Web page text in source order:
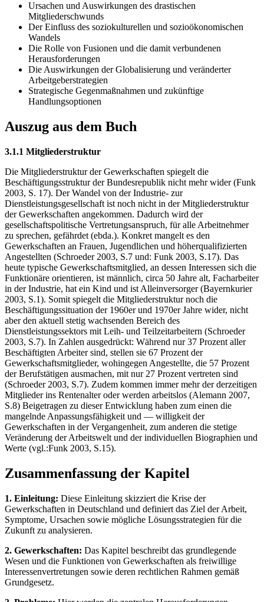
Ursachen und Auswirkungen des drastischen
Mitgliederschwunds
Der Einfluss des soziokulturellen und sozioökonomischen
Wandels
Die Rolle von Fusionen und die damit verbundenen
Herausforderungen
Die Auswirkungen der Globalisierung und veränderter
Arbeitgeberstrategien
Strategische Gegenmaßnahmen und zukünftige
Handlungsoptionen
Auszug aus dem Buch
3.1.1 Mitgliederstruktur
Die Mitgliederstruktur der Gewerkschaften spiegelt die
Beschäftigungsstruktur der Bundesrepublik nicht mehr wider (Funk
2003, S. 17). Der Wandel von der Industrie- zur
Dienstleistungsgesellschaft ist noch nicht in der Mitgliederstruktur
der Gewerkschaften angekommen. Dadurch wird der
gesellschaftspolitische Vertretungsanspruch, für alle Arbeitnehmer
zu sprechen, gefährdet (ebda.). Konkret mangelt es den
Gewerkschaften an Frauen, Jugendlichen und höherqualifizierten
Angestellten (Schroeder 2003, S.7 und: Funk 2003, S.17). Das
heute typische Gewerkschaftsmitglied, an dessen Interessen sich die
Funktionäre orientieren, ist männlich, circa 50 Jahre alt, Facharbeiter
in der Industrie, hat ein Kind und ist Alleinversorger (Bayernkurier
2003, S.1). Somit spiegelt die Mitgliederstruktur noch die
Beschäftigungssituation der 1960er und 1970er Jahre wider, nicht
aber den aktuell stetig wachsenden Bereich des
Dienstleistungssektors mit Leih- und Teilzeitarbeitern (Schroeder
2003, S.7). In Zahlen ausgedrückt: Während nur 37 Prozent aller
Beschäftigten Arbeiter sind, stellen sie 67 Prozent der
Gewerkschaftsmitglieder, wohingegen Angestellte, die 57 Prozent
der Berufstätigen ausmachen, mit nur 27 Prozent vertreten sind
(Schroeder 2003, S.7). Zudem kommen immer mehr der derzeitigen
Mitglieder ins Rentenalter oder werden arbeitslos (Alemann 2007,
S.8) Beigetragen zu dieser Entwicklung haben zum einen die
mangelnde Anpassungsfähigkeit und — willigkeit der
Gewerkschaften in der Vergangenheit, zum anderen die stetige
Veränderung der Arbeitswelt und der individuellen Biographien und
Werte (vgl.:Funk 2003, S.15).
Zusammenfassung der Kapitel
1. Einleitung: Diese Einleitung skizziert die Krise der
Gewerkschaften in Deutschland und definiert das Ziel der Arbeit,
Symptome, Ursachen sowie mögliche Lösungsstrategien für die
Zukunft zu analysieren.
2. Gewerkschaften: Das Kapitel beschreibt das grundlegende
Wesen und die Funktionen von Gewerkschaften als freiwillige
Interessenvertretungen sowie deren rechtlichen Rahmen gemäß
Grundgesetz.